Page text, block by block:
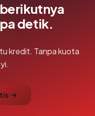
detik.
kredit. Tanpa kuota
→